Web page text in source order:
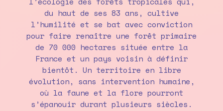
du haut de ses 83 ans, cultive
l’humilité et se bat avec conviction
pour faire renaître une forêt primaire
de 70 000 hectares située entre la
France et un pays voisin à définir
bientôt. Un territoire en libre
évolution, sans intervention humaine,
où la faune et la flore pourront
s’épanouir durant plusieurs siècles.